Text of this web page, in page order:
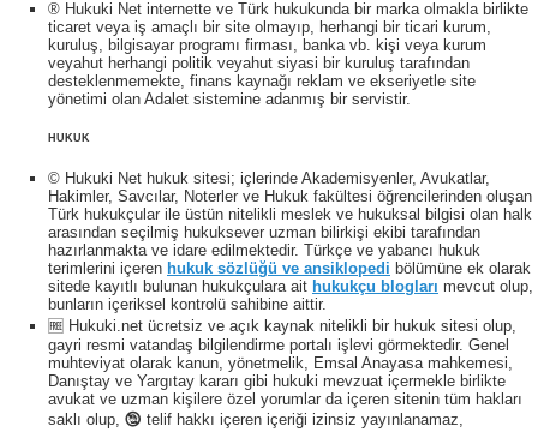
® Hukuki Net internette ve Türk hukukunda bir marka olmakla birlikte
ticaret veya iş amaçlı bir site olmayıp, herhangi bir ticari kurum,
kuruluş, bilgisayar programı firması, banka vb. kişi veya kurum
veyahut herhangi politik veyahut siyasi bir kuruluş tarafından
desteklenmemekte, finans kaynağı reklam ve ekseriyetle site
yönetimi olan Adalet sistemine adanmış bir servistir.
HUKUK
© Hukuki Net hukuk sitesi; içlerinde Akademisyenler, Avukatlar,
Hakimler, Savcılar, Noterler ve Hukuk fakültesi öğrencilerinden oluşan
Türk hukukçular ile üstün nitelikli meslek ve hukuksal bilgisi olan halk
arasından seçilmiş hukuksever uzman bilirkişi ekibi tarafından
hazırlanmakta ve idare edilmektedir. Türkçe ve yabancı hukuk
terimlerini içeren hukuk sözlüğü ve ansiklopedi bölümüne ek olarak
sitede kayıtlı bulunan hukukçulara ait hukukçu blogları mevcut olup,
bunların içeriksel kontrolü sahibine aittir.
🆓 Hukuki.net ücretsiz ve açık kaynak nitelikli bir hukuk sitesi olup,
gayri resmi vatandaş bilgilendirme portalı işlevi görmektedir. Genel
muhteviyat olarak kanun, yönetmelik, Emsal Anayasa mahkemesi,
Danıştay ve Yargıtay kararı gibi hukuki mevzuat içermekle birlikte
avukat ve uzman kişilere özel yorumlar da içeren sitenin tüm hakları
saklı olup, 🕲 telif hakkı içeren içeriği izinsiz yayınlanamaz,